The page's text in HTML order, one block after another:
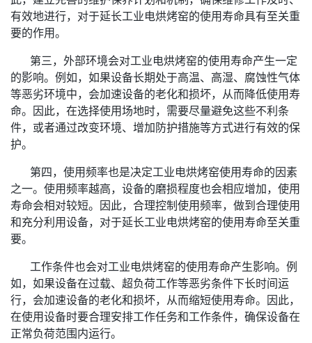
有效地进行，对于延长工业电烘烤窑的使用寿命具有至关重
要的作用。
第三，外部环境会对工业电烘烤窑的使用寿命产生一定
的影响。例如，如果设备长期处于高温、高湿、腐蚀性气体
等恶劣环境中，会加速设备的老化和损坏，从而降低使用寿
命。因此，在选择使用场地时，需要尽量避免这些不利条
件，或者通过改变环境、增加防护措施等方式进行有效的保
护。
第四，使用频率也是决定工业电烘烤窑使用寿命的因素
之一。使用频率越高，设备的磨损程度也会相应增加，使用
寿命会相对较短。因此，合理控制使用频率，做到合理使用
和充分利用设备，对于延长工业电烘烤窑的使用寿命至关重
要。
工作条件也会对工业电烘烤窑的使用寿命产生影响。例
如，如果设备在过载、超负荷工作等恶劣条件下长时间运
行，会加速设备的老化和损坏，从而缩短使用寿命。因此，
在使用设备时要合理安排工作任务和工作条件，确保设备在
正常负荷范围内运行。